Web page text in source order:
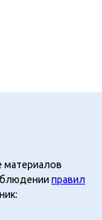
материалов
правил